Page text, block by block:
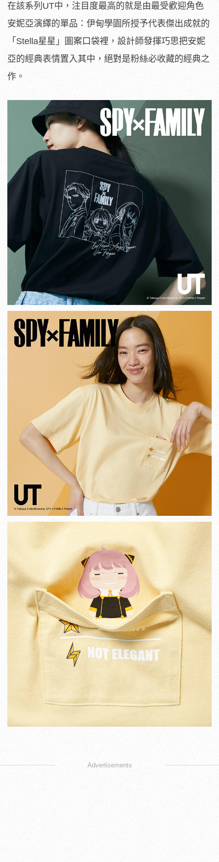
在該系列UT中，注目度最高的就是由最受歡迎角色
安妮亞演繹的單品：伊甸學園所授予代表傑出成就的
「Stella星星」圖案口袋裡，設計師發揮巧思把安妮
亞的經典表情置入其中，絕對是粉絲必收藏的經典之
作。
Advertisements